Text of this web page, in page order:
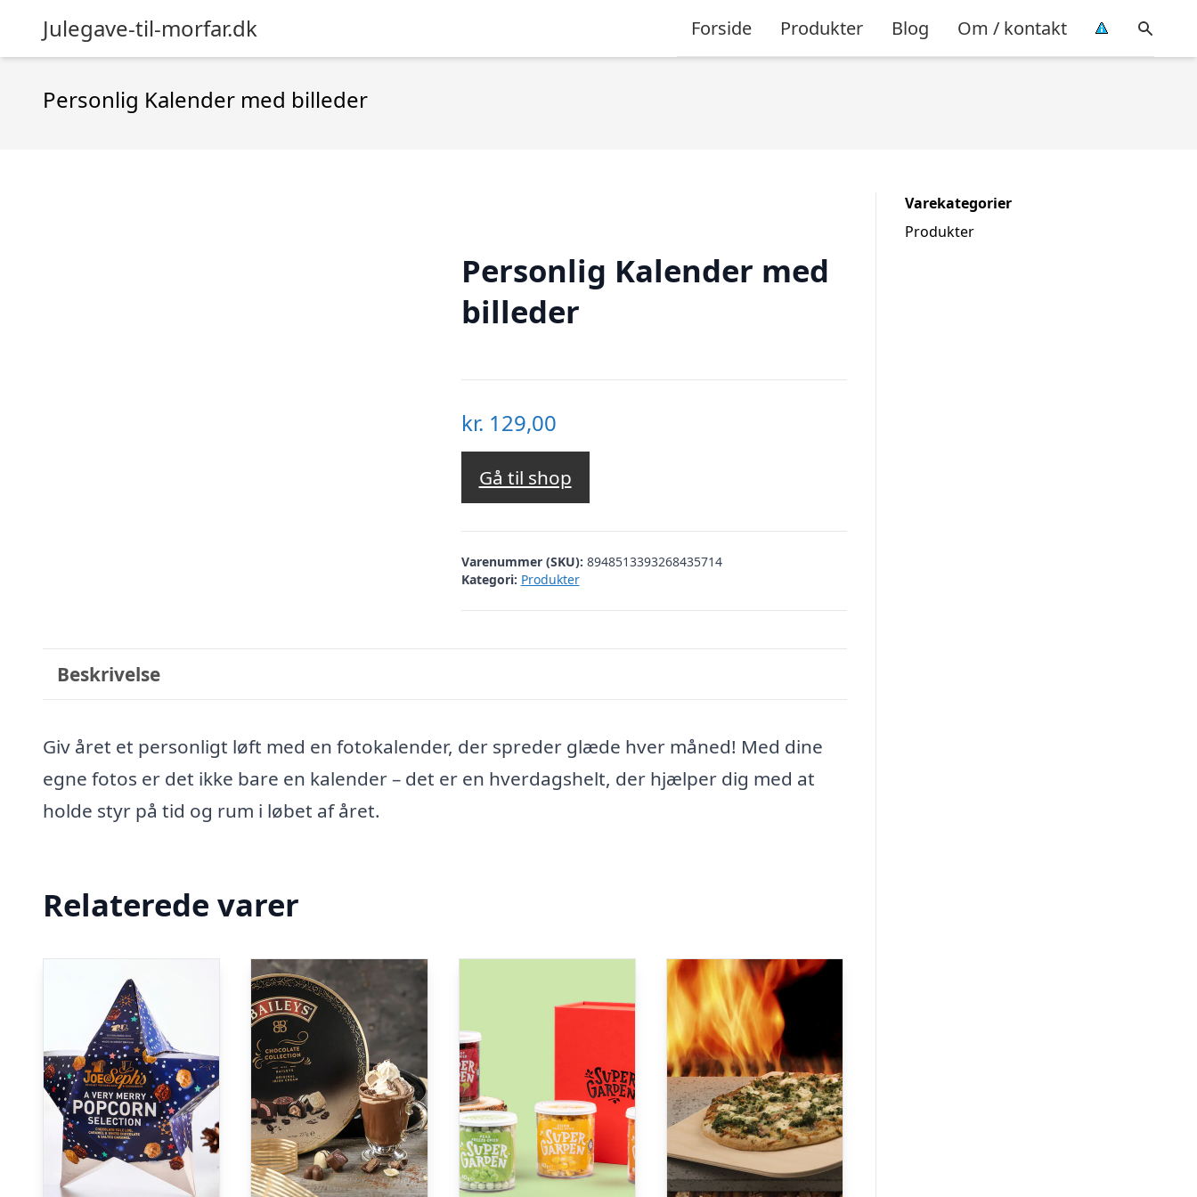
Julegave-til-morfar.dk Forside Produkter Blog Om / kontakt
Personlig Kalender med billeder
Personlig Kalender med
billeder
kr. 129,00
Gå til shop
Varenummer (SKU): 8948513393268435714
Kategori: Produkter
Beskrivelse
Giv året et personligt løft med en fotokalender, der spreder glæde hver måned! Med dine
egne fotos er det ikke bare en kalender – det er en hverdagshelt, der hjælper dig med at
holde styr på tid og rum i løbet af året.
Relaterede varer
Varekategorier
Produkter